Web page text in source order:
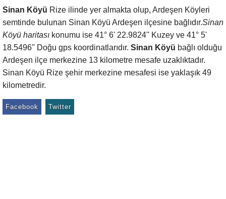
Sinan Köyü Rize ilinde yer almakta olup, Ardeşen Köyleri
semtinde bulunan Sinan Köyü Ardeşen ilçesine bağlıdır.Sinan
Köyü haritası konumu ise 41° 6' 22.9824'' Kuzey ve 41° 5'
18.5496'' Doğu gps koordinatlarıdır. Sinan Köyü bağlı olduğu
Ardeşen ilçe merkezine 13 kilometre mesafe uzaklıktadır.
Sinan Köyü Rize şehir merkezine mesafesi ise yaklaşık 49
kilometredir.
Facebook Twitter